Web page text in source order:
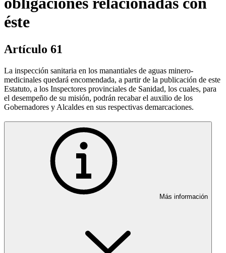
éste
Artículo 61
La inspección sanitaria en los manantiales de aguas minero-
medicinales quedará encomendada, a partir de la publicación de este
Estatuto, a los Inspectores provinciales de Sanidad, los cuales, para
el desempeño de su misión, podrán recabar el auxilio de los
Gobernadores y Alcaldes en sus respectivas demarcaciones.
Más información